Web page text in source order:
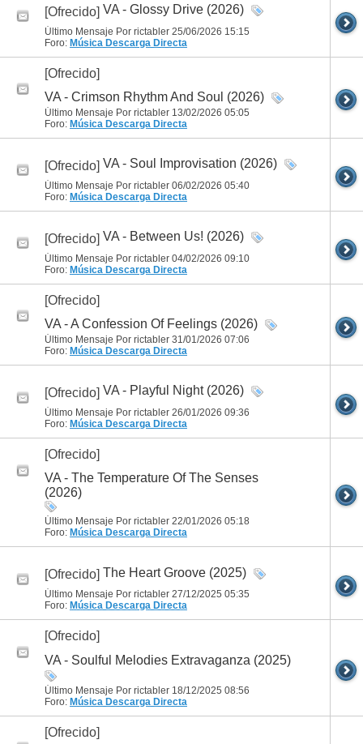
[Ofrecido] VA - Glossy Drive (2026)
Último Mensaje Por rictabler 25/06/2026 15:15
Foro: Música Descarga Directa
[Ofrecido]
VA - Crimson Rhythm And Soul (2026)
Último Mensaje Por rictabler 13/02/2026 05:05
Foro: Música Descarga Directa
[Ofrecido] VA - Soul Improvisation (2026)
Último Mensaje Por rictabler 06/02/2026 05:40
Foro: Música Descarga Directa
[Ofrecido] VA - Between Us! (2026)
Último Mensaje Por rictabler 04/02/2026 09:10
Foro: Música Descarga Directa
[Ofrecido]
VA - A Confession Of Feelings (2026)
Último Mensaje Por rictabler 31/01/2026 07:06
Foro: Música Descarga Directa
[Ofrecido] VA - Playful Night (2026)
Último Mensaje Por rictabler 26/01/2026 09:36
Foro: Música Descarga Directa
[Ofrecido]
VA - The Temperature Of The Senses
(2026)
Último Mensaje Por rictabler 22/01/2026 05:18
Foro: Música Descarga Directa
[Ofrecido] The Heart Groove (2025)
Último Mensaje Por rictabler 27/12/2025 05:35
Foro: Música Descarga Directa
[Ofrecido]
VA - Soulful Melodies Extravaganza (2025)
Último Mensaje Por rictabler 18/12/2025 08:56
Foro: Música Descarga Directa
[Ofrecido]